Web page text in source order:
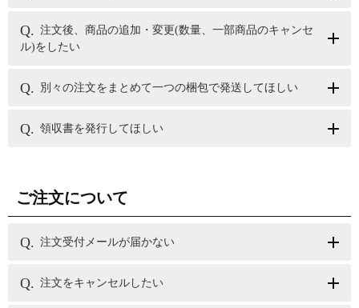
注文後、商品の追加・変更(数量、一部商品のキャンセ
ル)をしたい
別々の注文をまとめて一つの梱包で発送してほしい
領収書を発行してほしい
ご注文について
注文受付メールが届かない
注文をキャンセルしたい